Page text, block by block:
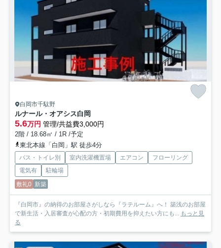
白岡市千駄野
ルナール・オアシス白岡
5.6万円 管理/共益費3,000円
2階 / 18.68㎡ / 1R /予定
東北本線「白岡」駅 徒歩4分
バス・トイレ別 室内洗濯機置場 エアコン
フローリング
電気有
駐輪場
敷礼0 新築
『白岡市』の納得のお部屋さがしなら『ラテルーム』へ！ 築浅のお部屋
で新生活・入居審査が心配の方・初期費用を抑えたい方にも... もっと見
る